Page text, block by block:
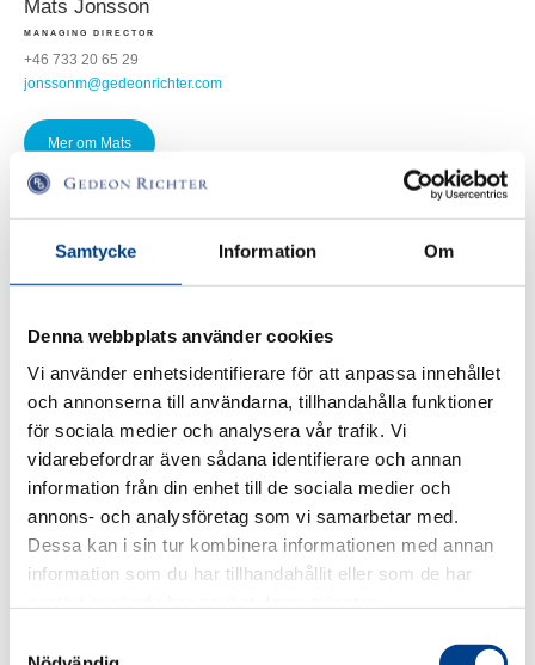
Samtycke Information Om
Denna webbplats använder cookies
Vi använder enhetsidentifierare för att anpassa innehållet
och annonserna till användarna, tillhandahålla funktioner
för sociala medier och analysera vår trafik. Vi
vidarebefordrar även sådana identifierare och annan
information från din enhet till de sociala medier och
annons- och analysföretag som vi samarbetar med.
Dessa kan i sin tur kombinera informationen med annan
information som du har tillhandahållit eller som de har
Mats Jonsson
MANAGING DIRECTOR
+46 733 20 65 29
jonssonm@gedeonrichter.com
Mer om Mats